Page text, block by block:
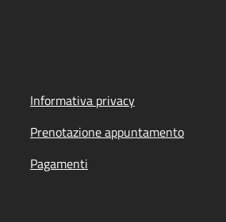
Informativa privacy
Prenotazione appuntamento
Pagamenti